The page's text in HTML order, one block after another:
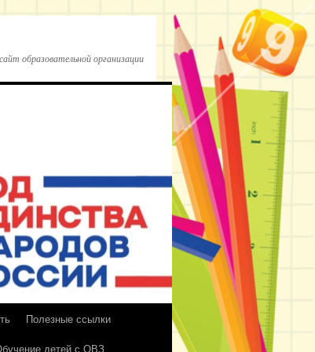
сайт образовательной организации
Полезные ссылки
детей с ОВЗ